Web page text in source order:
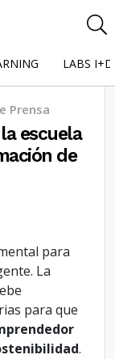
LABS
Prensa
escuela
de
para
La
para que
.